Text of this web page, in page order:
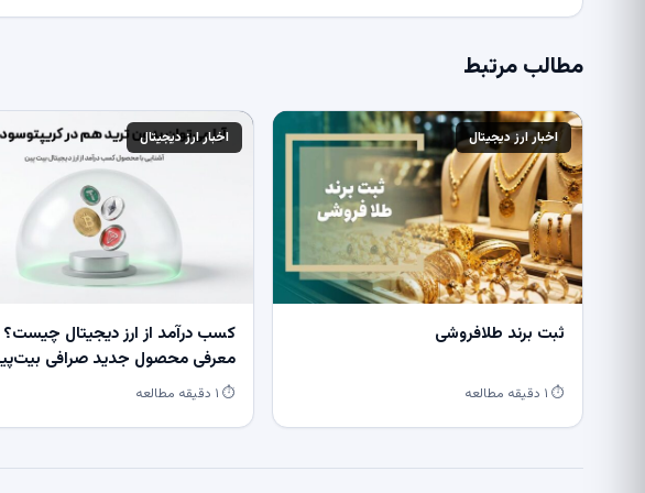
مطالب مرتبط
اخبار ارز دیجیتال
ثبت برند طلافروشی
⏱ ۱ دقیقه مطالعه
اخبار ارز دیجیتال
کسب درآمد از ارز دیجیتال
معرفی محصول جدید صرافی
⏱ ۱ دقیقه مطالعه